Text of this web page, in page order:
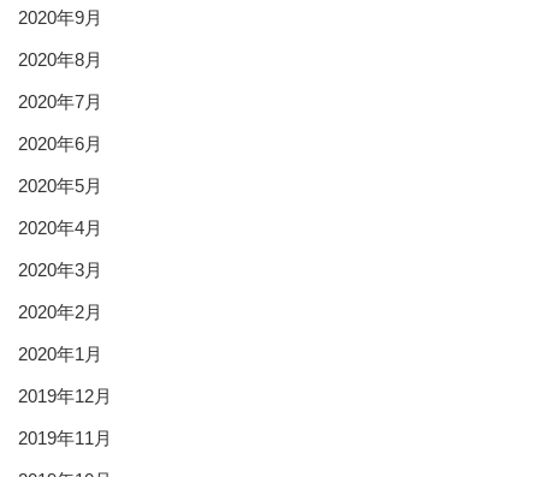
2020年9月
2020年8月
2020年7月
2020年6月
2020年5月
2020年4月
2020年3月
2020年2月
2020年1月
2019年12月
2019年11月